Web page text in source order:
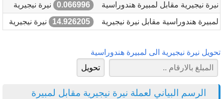
نيرة نيجيرية مقابل لمبيرة هندوراسية 0.066996
نيرة نيجيرية
لمبيرة هندوراسية مقابل نيرة نيجيرية
14.926205 نيرة نيجيرية
تحويل نيرة نيجيرية الى لمبيرة هندوراسية
الرسم البياني لعملة نيرة نيجيرية مقابل لمبيرة